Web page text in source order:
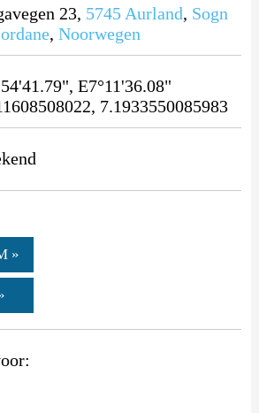
23, 5745 Aurland, Sogn
, Noorwegen
E7°11'36.08"
7.1933550085983
»